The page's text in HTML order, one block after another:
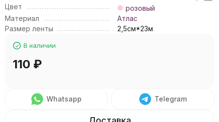
Цвет
розовый
Материал
Атлас
Размер ленты
2,5см*23м
В наличии
110 ₽
Whatsapp Telegram